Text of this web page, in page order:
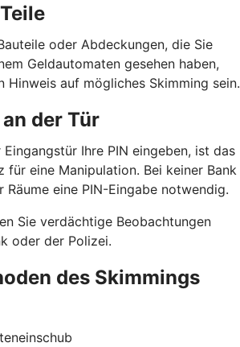
oder Abdeckungen, die Sie
Geldautomaten gesehen haben,
Hinweis auf mögliches Skimming sein.
der Tür
Eingangstür Ihre PIN eingeben, ist das
für eine Manipulation. Bei keiner Bank
Räume eine PIN-Eingabe notwendig.
Sie verdächtige Beobachtungen
oder der Polizei.
des Skimmings